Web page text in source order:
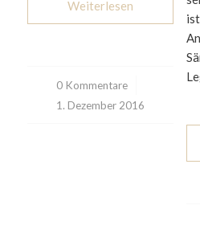
Weiterlesen
0 Kommentare
/
1. Dezember 2016